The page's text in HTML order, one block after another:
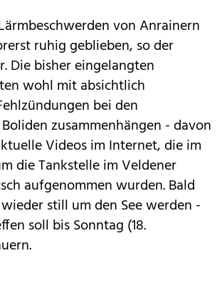
von Anrainern
ruhig geblieben, so der
Die bisher eingelangten
wohl mit absichtlich
bei den
zusammenhängen - davon
Videos im Internet, die im
die Tankstelle im Veldener
aufgenommen wurden. Bald
still um den See werden -
soll bis Sonntag (18.